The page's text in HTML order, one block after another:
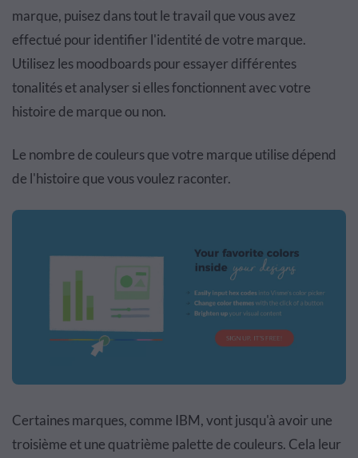
marque, puisez dans tout le travail que vous avez
effectué pour identifier l'identité de votre marque.
Utilisez les moodboards pour essayer différentes
tonalités et analyser si elles fonctionnent avec votre
histoire de marque ou non.
Le nombre de couleurs que votre marque utilise dépend
de l'histoire que vous voulez raconter.
Certaines marques, comme IBM, vont jusqu'à avoir une
troisième et une quatrième palette de couleurs. Cela leur